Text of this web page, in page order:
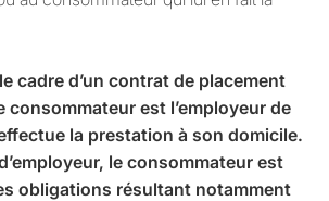
cadre d’un contrat de placement
consommateur est l’employeur de
la prestation à son domicile.
le consommateur est
obligations résultant notamment